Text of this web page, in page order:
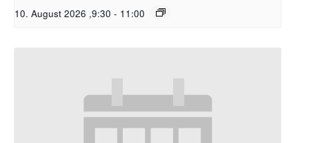
10. August 2026 ,9:30 - 11:00